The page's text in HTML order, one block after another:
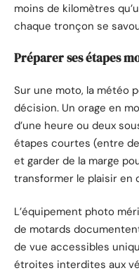
moins de kilomètres
chaque tronçon se
Préparer ses étapes
Sur une moto, la météo
décision. Un orage en
d’une heure ou deux
étapes courtes (entre
et garder de la marge
transformer le plaisir en
L’équipement photo
de motards
de vue accessibles
étroites interdites aux